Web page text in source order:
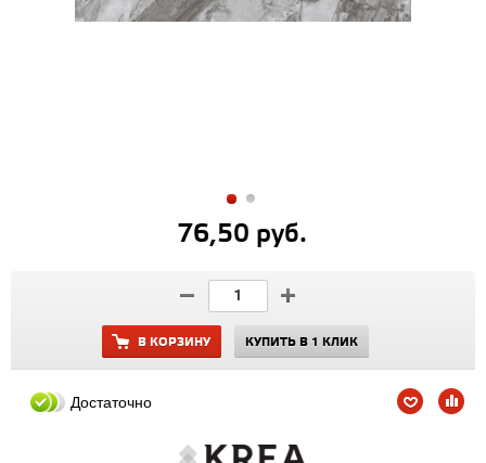
76,50 руб.
В КОРЗИНУ КУПИТЬ В 1 КЛИК
Достаточно